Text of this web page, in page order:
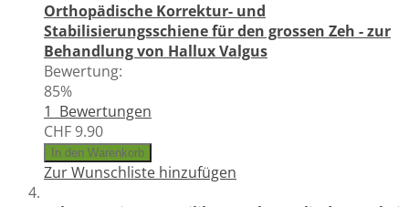
Orthopädische Korrektur- und
Stabilisierungsschiene für den grossen Zeh - zur
Behandlung von Hallux Valgus
Bewertung:
85%
1 Bewertungen
CHF 9.90
In den Warenkorb
Zur Wunschliste hinzufügen